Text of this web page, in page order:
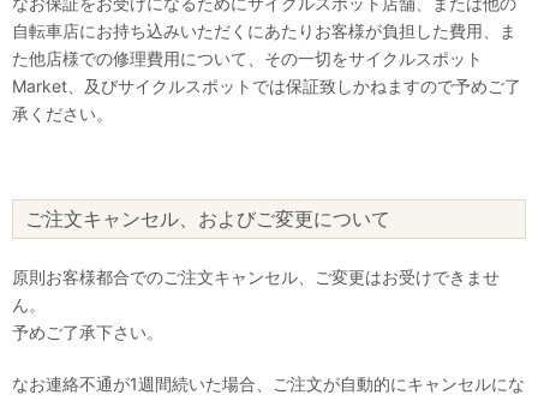
自転車店にお持ち込みいただくにあたりお客様が負担した費用、ま
た他店様での修理費用について、その一切をサイクルスポット
Market、及びサイクルスポットでは保証致しかねますので予めご了
承ください。
ご注文キャンセル、およびご変更について
原則お客様都合でのご注文キャンセル、ご変更はお受けできませ
ん。
予めご了承下さい。
なお連絡不通が1週間続いた場合、ご注文が自動的にキャンセルにな